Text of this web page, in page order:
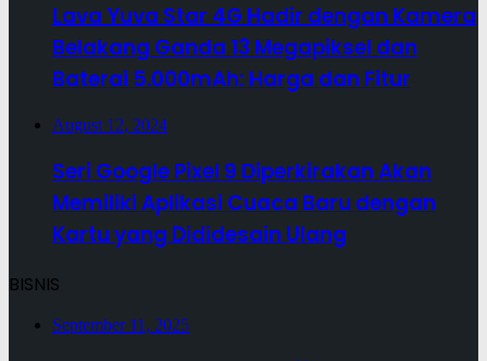
Lava Yuva Star 4G Hadir dengan Kamera
Belakang Ganda 13 Megapiksel dan
Baterai 5.000mAh: Harga dan Fitur
August 12, 2024
Seri Google Pixel 9 Diperkirakan Akan
Memiliki Aplikasi Cuaca Baru dengan
Kartu yang Dididesain Ulang
BISNIS
September 11, 2025